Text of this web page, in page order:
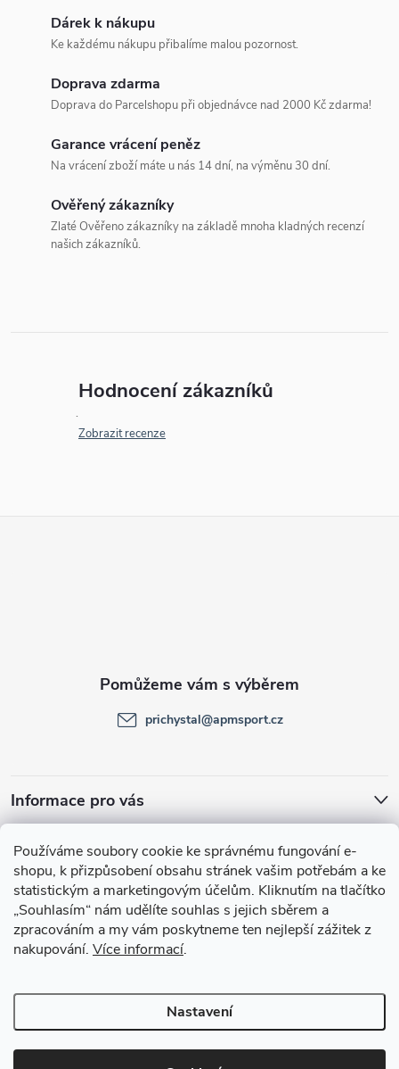
Používáme soubory cookie ke správnému fungování e-
shopu, k přizpůsobení obsahu stránek vašim potřebám a ke
statistickým a marketingovým účelům. Kliknutím na tlačítko
„Souhlasím“ nám udělíte souhlas s jejich sběrem a
zpracováním a my vám poskytneme ten nejlepší zážitek z
nakupování. Více informací.
Nastavení
Dárek k nákupu
Ke každému nákupu přibalíme malou pozornost.
Doprava zdarma
Doprava do Parcelshopu při objednávce nad 2000 Kč zdarma!
Garance vrácení peněz
Na vrácení zboží máte u nás 14 dní, na výměnu 30 dní.
Ověřený zákazníky
Zlaté Ověřeno zákazníky na základě mnoha kladných recenzí
našich zákazníků.
Hodnocení zákazníků
Zobrazit recenze
Informace pro vás
prichystal@apmsport.cz
Facebook
Copyright 2026APMsport.cz. Všechna práva vyhrazena.